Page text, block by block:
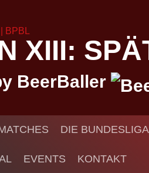
XIII:
BeerBaller
DIE BUNDESLIGA
EVENTS KONTAKT